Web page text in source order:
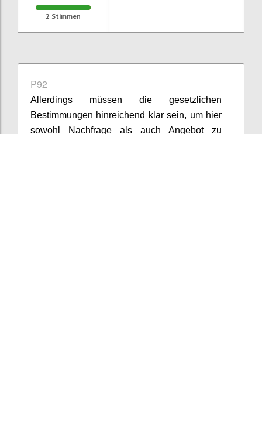
2 Stimmen
P92
Allerdings müssen die gesetzlichen
Bestimmungen hinreichend klar sein, um hier
sowohl Nachfrage als auch Angebot zu